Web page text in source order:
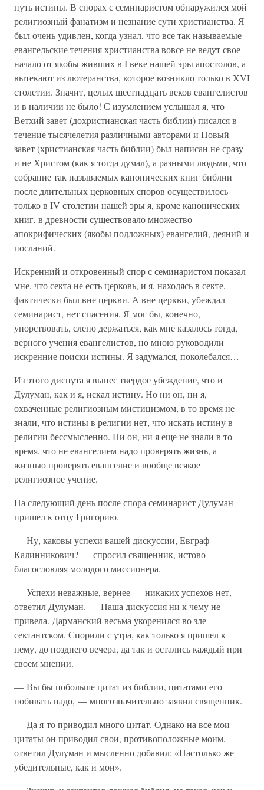
путь истины. В спорах с семинаристом обнаружился мой
религиозный фанатизм и незнание сути христианства. Я
был очень удивлен, когда узнал, что все так называемые
евангельские течения христианства вовсе не ведут свое
начало от якобы живших в I веке нашей эры апостолов, а
вытекают из лютеранства, которое возникло только в XVI
столетии. Значит, целых шестнадцать веков евангелистов
и в наличии не было! С изумлением услышал я, что
Ветхий завет (дохристианская часть библии) писался в
течение тысячелетия различными авторами и Новый
завет (христианская часть библии) был написан не сразу
и не Христом (как я тогда думал), а разными людьми, что
собрание так называемых канонических книг библии
после длительных церковных споров осуществилось
только в IV столетии нашей эры я, кроме канонических
книг, в древности существовало множество
апокрифических (якобы подложных) евангелий, деяний и
посланий.
Искренний и откровенный спор с семинаристом показал
мне, что секта не есть церковь, и я, находясь в секте,
фактически был вне церкви. А вне церкви, убеждал
семинарист, нет спасения. Я мог бы, конечно,
упорствовать, слепо держаться, как мне казалось тогда,
верного учения евангелистов, но мною руководили
искренние поиски истины. Я задумался, поколебался…
Из этого диспута я вынес твердое убеждение, что и
Дулуман, как и я, искал истину. Но ни он, ни я,
охваченные религиозным мистицизмом, в то время не
знали, что истины в религии нет, что искать истину в
религии бессмысленно. Ни он, ни я еще не знали в то
время, что не евангелием надо проверять жизнь, а
жизнью проверять евангелие и вообще всякое
религиозное учение.
На следующий день после спора семинарист Дулуман
пришел к отцу Григорию.
— Ну, каковы успехи вашей дискуссии, Евграф
Калинникович? — спросил священник, истово
благословляя молодого миссионера.
— Успехи неважные, вернее — никаких успехов нет, —
ответил Дулуман. — Наша дискуссия ни к чему не
привела. Дарманский весьма укоренился во зле
сектантском. Спорили с утра, как только я пришел к
нему, до позднего вечера, да так и остались каждый при
своем мнении.
— Вы бы побольше цитат из библии, цитатами его
побивать надо, — многозначительно заявил священник.
— Да я-то приводил много цитат. Однако на все мои
цитаты он приводил свои, противоположные моим, —
ответил Дулуман и мысленно добавил: «Настолько же
убедительные, как и мои».